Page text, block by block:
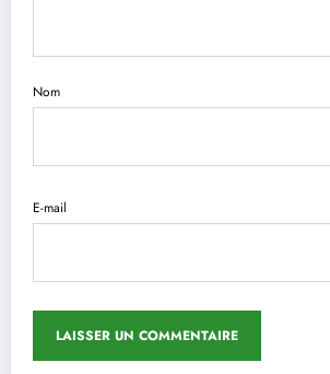
Nom
E-mail